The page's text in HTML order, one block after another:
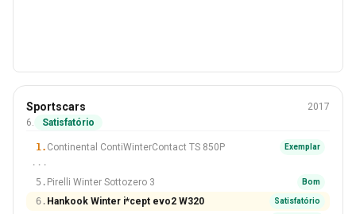
Inverno
225/40 R18
#6 De 10 Pneus
Sportscars
2017
6.
Satisfatório
1. Continental ContiWinterContact TS 850P Exemplar
···
5. Pirelli Winter Sottozero 3 Bom
6. Hankook Winter i*cept evo2 W320 Satisfatório